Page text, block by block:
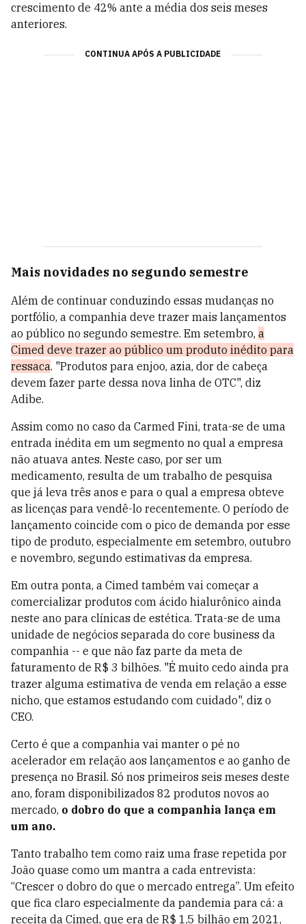
crescimento de 42% ante a média dos seis meses
anteriores.
CONTINUA APÓS A PUBLICIDADE
Mais novidades no segundo semestre
Além de continuar conduzindo essas mudanças no
portfólio, a companhia deve trazer mais lançamentos
ao público no segundo semestre. Em setembro, a
Cimed deve trazer ao público um produto inédito para
ressaca. "Produtos para enjoo, azia, dor de cabeça
devem fazer parte dessa nova linha de OTC", diz
Adibe.
Assim como no caso da Carmed Fini, trata-se de uma
entrada inédita em um segmento no qual a empresa
não atuava antes. Neste caso, por ser um
medicamento, resulta de um trabalho de pesquisa
que já leva três anos e para o qual a empresa obteve
as licenças para vendê-lo recentemente. O período de
lançamento coincide com o pico de demanda por esse
tipo de produto, especialmente em setembro, outubro
e novembro, segundo estimativas da empresa.
Em outra ponta, a Cimed também vai começar a
comercializar produtos com ácido hialurônico ainda
neste ano para clínicas de estética. Trata-se de uma
unidade de negócios separada do core business da
companhia -- e que não faz parte da meta de
faturamento de R$ 3 bilhões. "É muito cedo ainda pra
trazer alguma estimativa de venda em relação a esse
nicho, que estamos estudando com cuidado", diz o
CEO.
Certo é que a companhia vai manter o pé no
acelerador em relação aos lançamentos e ao ganho de
presença no Brasil. Só nos primeiros seis meses deste
ano, foram disponibilizados 82 produtos novos ao
mercado, o dobro do que a companhia lança em
um ano.
Tanto trabalho tem como raiz uma frase repetida por
João quase como um mantra a cada entrevista:
“Crescer o dobro do que o mercado entrega”. Um efeito
que fica claro especialmente da pandemia para cá: a
receita da Cimed, que era de R$ 1,5 bilhão em 2021,